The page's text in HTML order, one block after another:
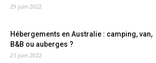
29 juin 2022
Hébergements en Australie : camping, van,
B&B ou auberges ?
21 juin 2022